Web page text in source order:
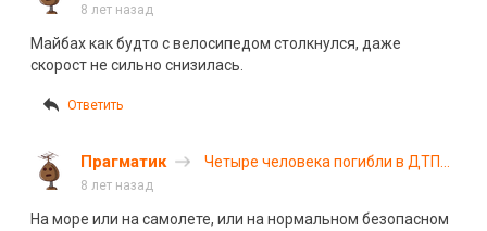
проспекте
8 лет назад
Майбах как будто с велосипедом столкнулся, даже
скорост не сильно снизилась.
Ответить
Прагматик
Четыре человека погибли в ДТП
8 лет назад
На море или на самолете, или на нормальном безопасном